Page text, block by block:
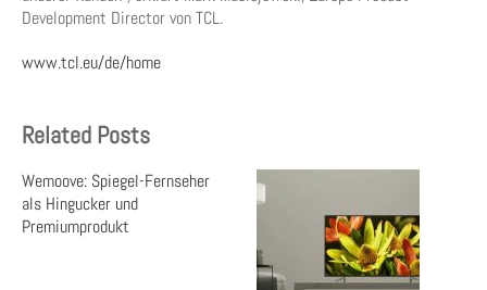
Development Director von TCL.
www.tcl.eu/de/home
Related Posts
Wemoove: Spiegel-Fernseher
als Hingucker und
Premiumprodukt